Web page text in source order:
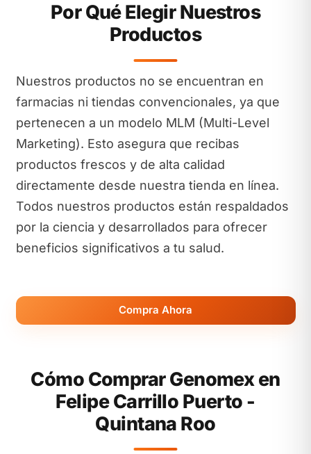
Por Qué Elegir Nuestros
Productos
Nuestros productos no se encuentran en
farmacias ni tiendas convencionales, ya que
pertenecen a un modelo MLM (Multi-Level
Marketing). Esto asegura que recibas
productos frescos y de alta calidad
directamente desde nuestra tienda en línea.
Todos nuestros productos están respaldados
por la ciencia y desarrollados para ofrecer
beneficios significativos a tu salud.
Compra Ahora
Cómo Comprar Genomex en
Felipe Carrillo Puerto -
Quintana Roo